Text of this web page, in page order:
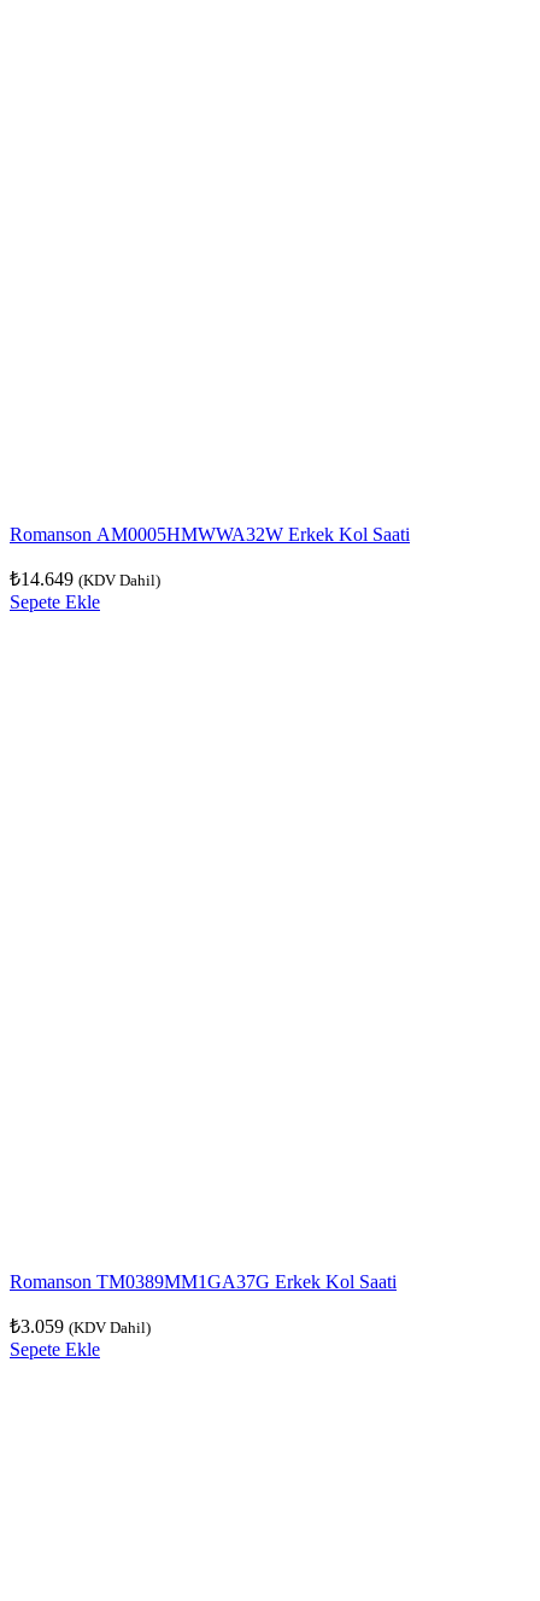
Romanson AM0005HMWWA32W Erkek Kol Saati
₺14.649 (KDV Dahil)
Sepete Ekle
Romanson TM0389MM1GA37G Erkek Kol Saati
₺3.059 (KDV Dahil)
Sepete Ekle